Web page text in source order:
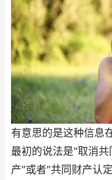
有意思的是这种信息
最初的说法是"取消
产"或者"共同财产认